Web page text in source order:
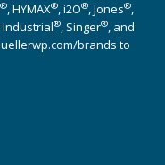
®, HYMAX®, i2O®, Jones®,
Industrial®, Singer®, and
brands to